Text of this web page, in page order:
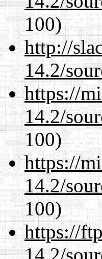
100)
http://
14.2/
https://
14.2/
100)
https://
14.2/
100)
https://
14.2/